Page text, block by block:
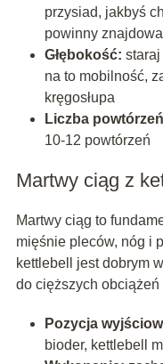
przysiad, jakbyś
powinny
Głębokość:
na to mobilność,
kręgosłupa
Liczba
10-12 powtórzeń
Martwy ciąg z
Martwy ciąg to
mięśnie pleców, nóg i
kettlebell jest dobrym
do cięższych obciążeń
Pozycja
bioder, kettlebell